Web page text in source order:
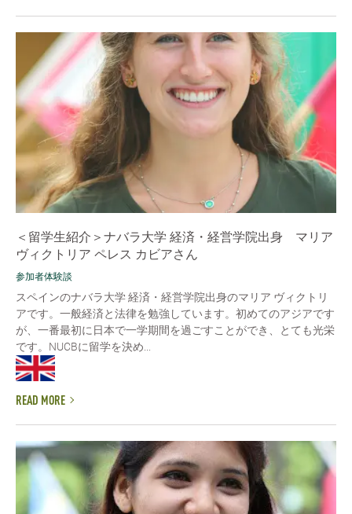
＜留学生紹介＞ナバラ大学 経済・経営学院出身 マリア
ヴィクトリア ペレス カビアさん
参加者体験談
スペインのナバラ大学 経済・経営学院出身のマリア ヴィクトリ
アです。一般経済と法律を勉強しています。初めてのアジアです
が、一番最初に日本で一学期間を過ごすことができ、とても光栄
です。NUCBに留学を決め...
READ MORE